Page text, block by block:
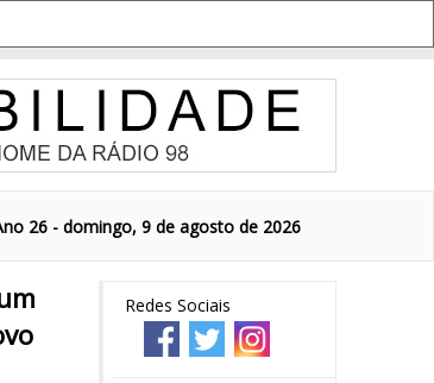
26 - domingo, 9 de agosto de 2026
Redes Sociais